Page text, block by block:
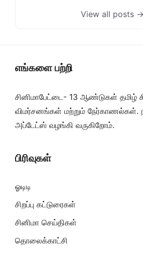
View all posts →
எங்களை பற்றி
சினிமாபேட்டை- 13 ஆண்டுகள் தமிழ்
விமர்சனங்கள் மற்றும் நேர்காணல்கள்.
அப்டேட்ஸ் வழங்கி வருகிறோம்.
பிரிவுகள்
ஓடிடி
சிறப்பு கட்டுரைகள்
சினிமா செய்திகள்
தொலைக்காட்சி